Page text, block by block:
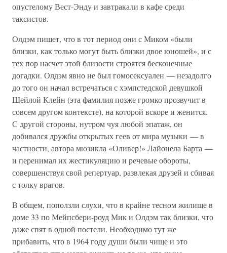
опустелому Вест-Энду и завтракали в кафе среди
таксистов.
Олдэм пишет, что в тот период они с Миком «были
близки, как только могут быть близки двое юношей», и с
тех пор насчет этой близости строятся бесконечные
догадки. Олдэм явно не был гомосексуален — незадолго
до того он начал встречаться с хэмпстедской девушкой
Шейлой Клейн (эта фамилия позже громко прозвучит в
совсем другом контексте), на которой вскоре и женится.
С другой стороны, нутром чуя любой эпатаж, он
добивался дружбы открытых геев от мира музыки — в
частности, автора мюзикла «Оливер!» Лайонела Барта —
и перенимал их жестикуляцию и речевые обороты,
совершенствуя свой репертуар, развлекая друзей и сбивая
с толку врагов.
В общем, поползли слухи, что в крайне тесном жилище в
доме 33 по Мейпсбери-роуд Мик и Олдэм так близки, что
даже спят в одной постели. Необходимо тут же
прибавить, что в 1964 году души были чище и это